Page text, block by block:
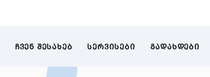
ᲩᲕᲔᲜ ᲨᲔᲡᲐᲮᲔᲑ ᲡᲔᲠᲕᲘᲡᲔᲑᲘ ᲒᲐᲓᲐᲮᲓᲔᲑᲘ